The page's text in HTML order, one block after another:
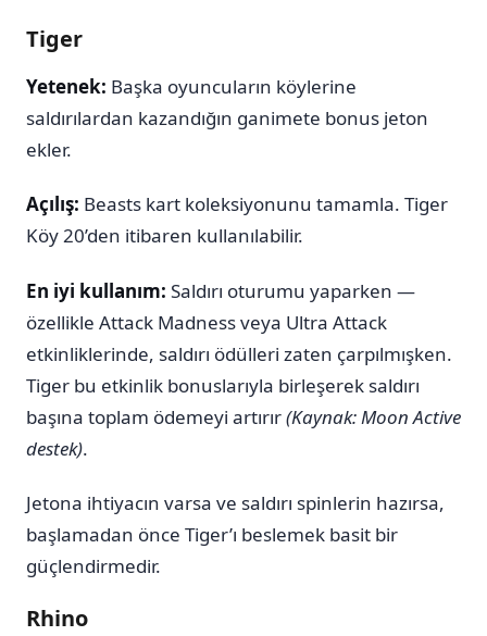
Tiger
Yetenek: Başka oyuncuların köylerine
saldırılardan kazandığın ganimete bonus jeton
ekler.
Açılış: Beasts kart koleksiyonunu tamamla. Tiger
Köy 20’den itibaren kullanılabilir.
En iyi kullanım: Saldırı oturumu yaparken —
özellikle Attack Madness veya Ultra Attack
etkinliklerinde, saldırı ödülleri zaten çarpılmışken.
Tiger bu etkinlik bonuslarıyla birleşerek saldırı
başına toplam ödemeyi artırır(Kaynak: Moon Active
destek).
Jetona ihtiyacın varsa ve saldırı spinlerin hazırsa,
başlamadan önce Tiger’ı beslemek basit bir
güçlendirmedir.
Rhino